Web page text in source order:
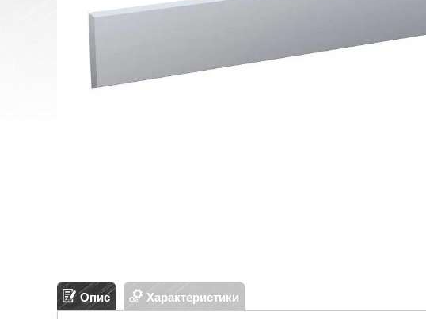
Опис Характеристики